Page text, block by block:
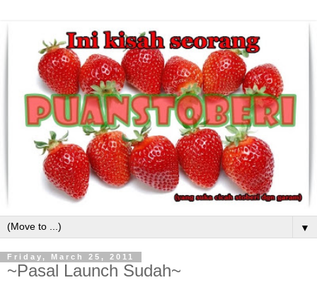
▼
Friday, March 25, 2011
~Pasal Launch Sudah~